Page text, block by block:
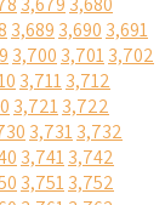
3,689 3,690 3,691
3,700 3,7013,702
3,7113,712
3,7213,722
3,7313,732
3,7413,742
3,7513,752